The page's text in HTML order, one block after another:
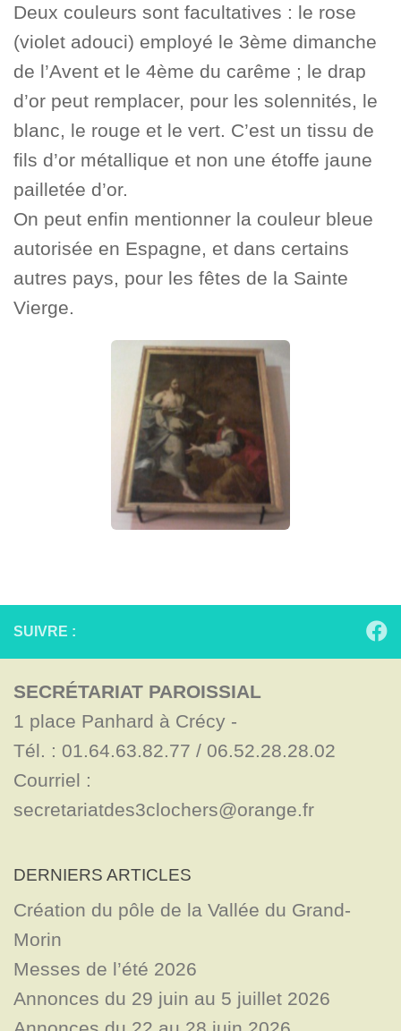
Deux couleurs sont facultatives : le rose
(violet adouci) employé le 3ème dimanche
de l’Avent et le 4ème du carême ; le drap
d’or peut remplacer, pour les solennités, le
blanc, le rouge et le vert. C’est un tissu de
fils d’or métallique et non une étoffe jaune
pailletée d’or.
On peut enfin mentionner la couleur bleue
autorisée en Espagne, et dans certains
autres pays, pour les fêtes de la Sainte
Vierge.
SUIVRE :
SECRÉTARIAT PAROISSIAL
1 place Panhard à Crécy -
Tél. : 01.64.63.82.77 / 06.52.28.28.02
Courriel :
secretariatdes3clochers@orange.fr
DERNIERS ARTICLES
Création du pôle de la Vallée du Grand-
Morin
Messes de l’été 2026
Annonces du 29 juin au 5 juillet 2026